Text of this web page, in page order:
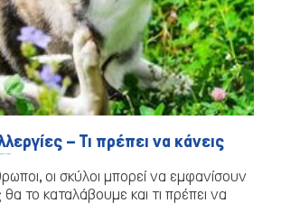
– Τι πρέπει να κάνεις
οι σκύλοι μπορεί να εμφανίσουν
το καταλάβουμε και τι πρέπει να